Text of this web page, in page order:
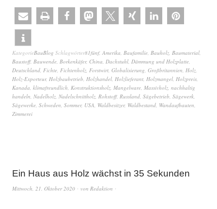
KategorieBauBlog Schlagwörter81fünf, Amerika, Baufamilie, Bauholz, Baumaterial,
Baustoff, Bauwende, Borkenkäfer, China, Dachstuhl, Dämmung und Holzplatte,
Deutschland, Fichte, Fichtenholz, Forstwirt, Globalisierung, Großbritannien, Holz,
Holz-Exporteur, Holzbaubetrieb, Holzhandel, Holzlieferant, Holzmangel, Holzpreis,
Kanada, klimafreundlich, Konstruktionsholz, Mangelware, Massivholz, nachhaltig
handeln, Nadelholz, Nadelschnittholz, Rohstoff, Russland, Sägebetrieb, Sägewerk,
Sägewerke, Schweden, Sommer, USA, Waldbesitzer, Waldbestand, Wandaufbauten,
Zimmerei
Ein Haus aus Holz wächst in 35 Sekunden
Mittwoch, 21. Oktober 2020 von Redaktion